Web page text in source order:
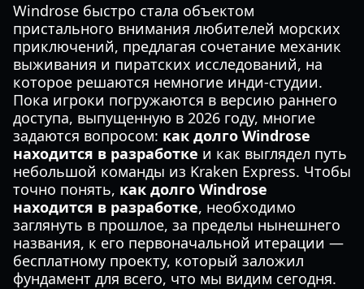
Windrose быстро стала объектом
пристального внимания любителей морских
приключений, предлагая сочетание механик
выживания и пиратских исследований, на
которое решаются немногие инди-студии.
Пока игроки погружаются в версию раннего
доступа, выпущенную в 2026 году, многие
задаются вопросом: как долго Windrose
находится в разработке и как выглядел путь
небольшой команды из Kraken Express. Чтобы
точно понять, как долго Windrose
находится в разработке, необходимо
заглянуть в прошлое, за пределы нынешнего
названия, к его первоначальной итерации —
бесплатному проекту, который заложил
фундамент для всего, что мы видим сегодня.